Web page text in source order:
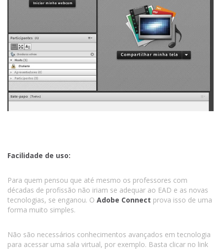
Facilidade de uso:
Para quem pensou que até mesmo os professores com
décadas de profissão não iriam se adequar ao EAD e as novas
tecnologias, se enganou. O Adobe Connect prova isso de uma
forma muito simples.
Não são necessários conhecimentos avançados em tecnologia
para acessar uma sala virtual, por exemplo. Basta clicar no link